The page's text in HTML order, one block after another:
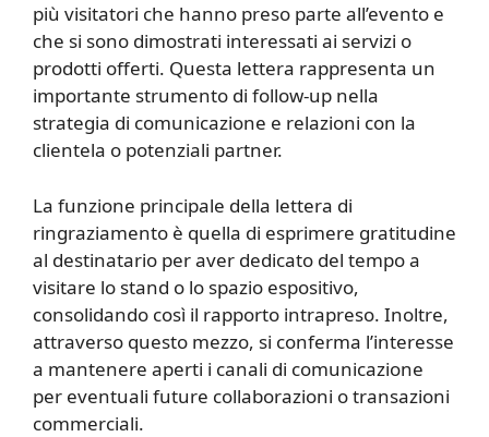
più visitatori che hanno preso parte all’evento e
che si sono dimostrati interessati ai servizi o
prodotti offerti. Questa lettera rappresenta un
importante strumento di follow-up nella
strategia di comunicazione e relazioni con la
clientela o potenziali partner.
La funzione principale della lettera di
ringraziamento è quella di esprimere gratitudine
al destinatario per aver dedicato del tempo a
visitare lo stand o lo spazio espositivo,
consolidando così il rapporto intrapreso. Inoltre,
attraverso questo mezzo, si conferma l’interesse
a mantenere aperti i canali di comunicazione
per eventuali future collaborazioni o transazioni
commerciali.